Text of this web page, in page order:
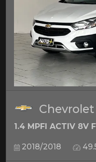
Chevrolet
1.4 MPFI ACTIV 8V
2018/2018